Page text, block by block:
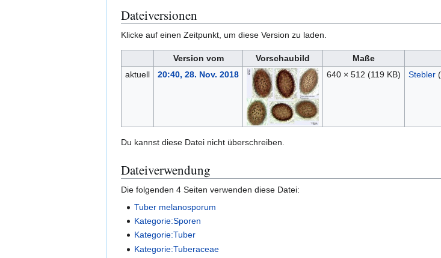
Dateiversionen
Klicke auf einen Zeitpunkt, um diese Version zu laden.
Version vom Vorschaubild Maße
aktuell
20:40, 28. Nov. 2018 640 × 512 (119 KB) Stebler (
Du kannst diese Datei nicht überschreiben.
Dateiverwendung
Die folgenden 4 Seiten verwenden diese Datei:
Tuber melanosporum
Kategorie:Sporen
Kategorie:Tuber
Kategorie:Tuberaceae